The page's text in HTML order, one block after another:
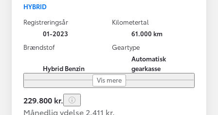
HYBRID
Registreringsår
01-2023
Kilometertal
61.000 km
Brændstof
Hybrid Benzin
Geartype
Automatisk
gearkasse
Vis mere
229.800 kr.
Månedlig ydelse 2.411 kr.